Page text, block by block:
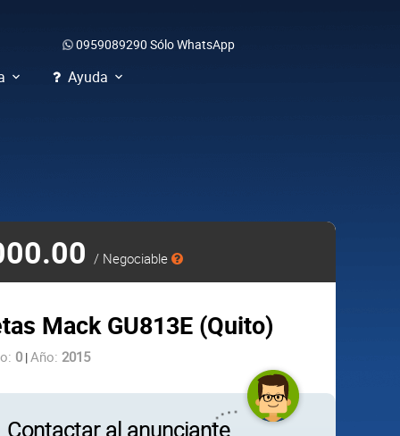
0959089290 Sólo WhatsApp
Ayuda
/ Negociable
Mack GU813E (Quito)
0|Año: 2015
Contactar al anunciante